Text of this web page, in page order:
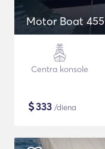
Motor Boat 455
Centra konsole
$333 /diena